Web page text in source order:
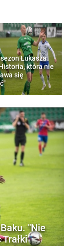
Łukasza
która nie
się
"Nie